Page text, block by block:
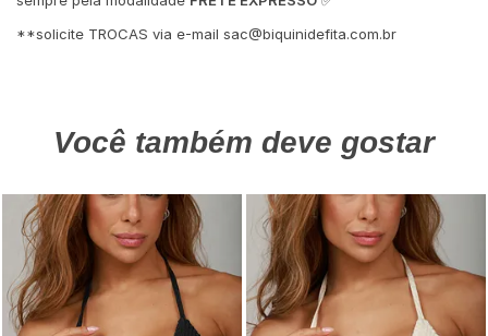
**solicite TROCAS via e-mail sac@biquinidefita.com.br
Você também deve gostar